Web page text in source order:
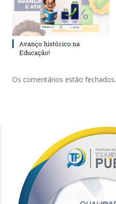
Avanço histórico na
Educação!
Os comentários estão fechados.